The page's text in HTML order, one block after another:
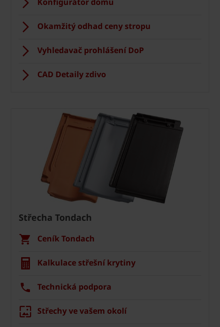
Okamžitý odhad ceny stropu
Vyhledavač prohlášení DoP
CAD Detaily zdivo
Střecha Tondach
Ceník Tondach
Kalkulace střešní krytiny
Technická podpora
Střechy ve vašem okolí